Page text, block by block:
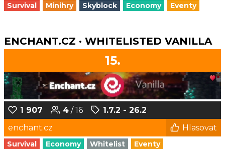
Survival Minihry Skyblock Economy Eventy
ENCHANT.CZ · WHITELISTED VANILLA
15.
1 907 4 / 16
1.7.2 - 26.2
enchant.cz
Hlasovat
Survival Economy Whitelist Eventy